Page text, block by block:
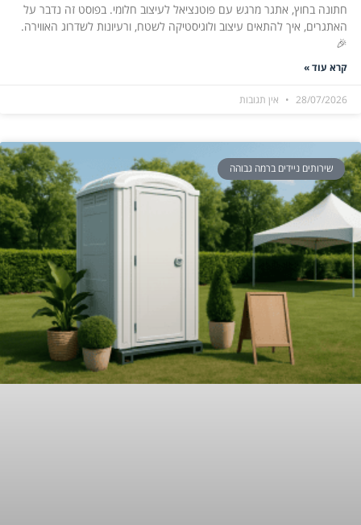
חתונה בחוץ, אתגר מרגש עם פוטנציאל לעיצוב חלומי. בפוסט זה נדבר על
האתגרים, איך להתאים עיצוב ולוגיסטיקה לשטח, ורעיונות לשדרוג האווירה.
🎉
קרא עוד »
28/07/2026 אין תגובות
שירותים ניידים ברמה גבוהה